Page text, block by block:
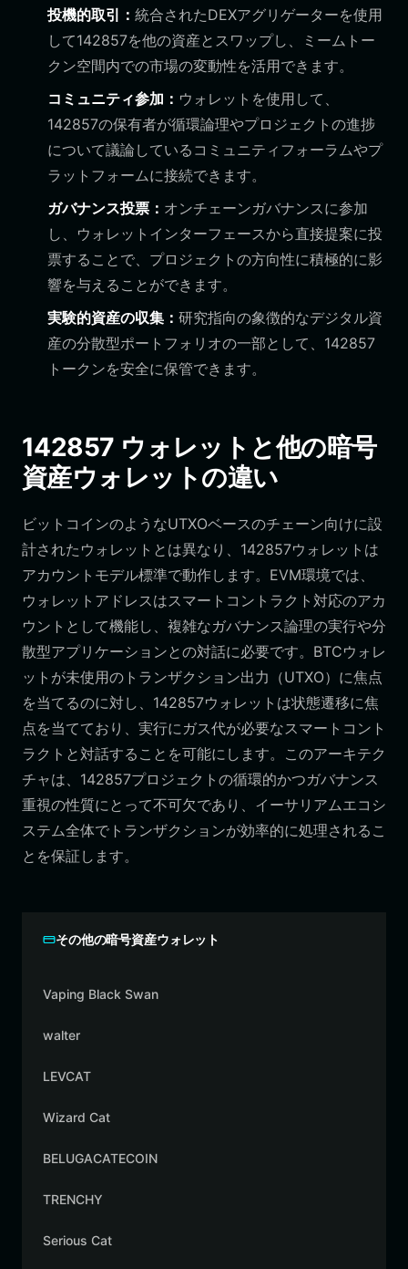
投機的取引： 統合されたDEXアグリゲーターを使用
して142857を他の資産とスワップし、ミームトー
クン空間内での市場の変動性を活用できます。
コミュニティ参加： ウォレットを使用して、
142857の保有者が循環論理やプロジェクトの進捗
について議論しているコミュニティフォーラムやプ
ラットフォームに接続できます。
ガバナンス投票： オンチェーンガバナンスに参加
し、ウォレットインターフェースから直接提案に投
票することで、プロジェクトの方向性に積極的に影
響を与えることができます。
実験的資産の収集： 研究指向の象徴的なデジタル資
産の分散型ポートフォリオの一部として、142857
トークンを安全に保管できます。
142857 ウォレットと他の暗号
資産ウォレットの違い
ビットコインのようなUTXOベースのチェーン向けに設
計されたウォレットとは異なり、142857ウォレットは
アカウントモデル標準で動作します。EVM環境では、
ウォレットアドレスはスマートコントラクト対応のアカ
ウントとして機能し、複雑なガバナンス論理の実行や分
散型アプリケーションとの対話に必要です。BTCウォレ
ットが未使用のトランザクション出力（UTXO）に焦点
を当てるのに対し、142857ウォレットは状態遷移に焦
点を当てており、実行にガス代が必要なスマートコント
ラクトと対話することを可能にします。このアーキテク
チャは、142857プロジェクトの循環的かつガバナンス
重視の性質にとって不可欠であり、イーサリアムエコシ
ステム全体でトランザクションが効率的に処理されるこ
とを保証します。
その他の暗号資産ウォレット
Vaping Black Swan
walter
LEVCAT
Wizard Cat
BELUGACATECOIN
TRENCHY
Serious Cat